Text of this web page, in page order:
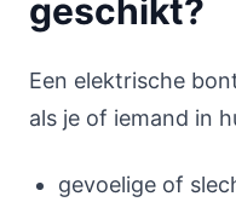
geschikt?
Een elektrische
als je of iemand in
gevoelige of